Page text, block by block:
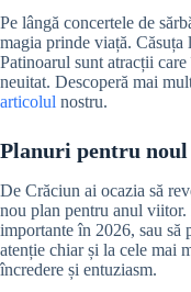
Pe lângă concertele de
magia prinde viață.
Patinoarul sunt atracții
neuitat. Descoperă mai
articolul nostru.
Planuri pentru noul
De Crăciun ai ocazia să
nou plan pentru anul
importante în 2026, sau
atenție chiar și la cele mai
încredere și entuziasm.